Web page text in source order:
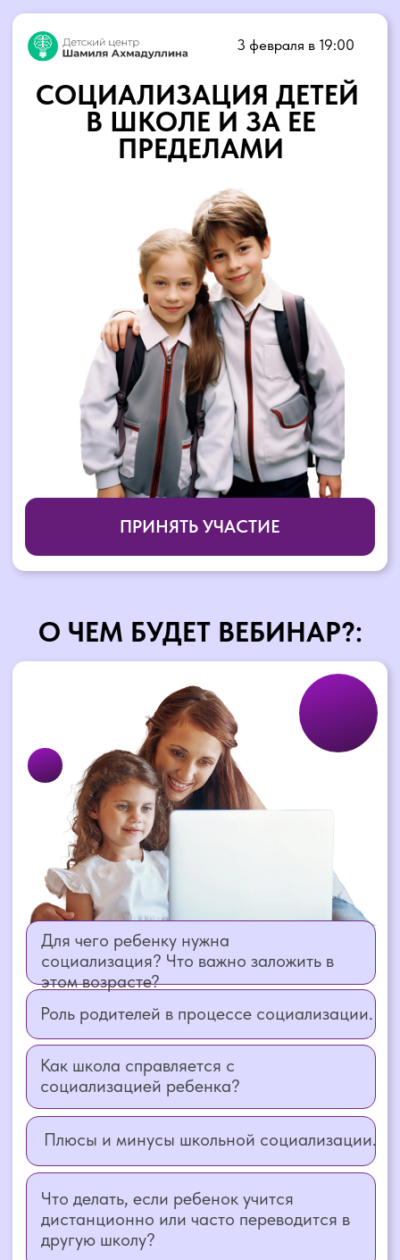
СОЦИАЛИЗАЦИЯ ДЕТЕЙ
В ШКОЛЕ И ЗА ЕЕ
ПРЕДЕЛАМИ
ПРИНЯТЬ УЧАСТИЕ
О ЧЕМ БУДЕТ ВЕБИНАР?:
Плюсы и минусы школьной социализации.
Роль родителей в процессе социализации.
Способы социализации ребенка
вне школы. Практические советы
и рекомендации.
Что делать, если ребенок учится
дистанционно или часто переводится в
другую школу?
Как школа справляется с
социализацией ребенка?
социализация? Что важно заложить в
ДЛЯ КОГО ЭТОТ ВЕБИНАР?
Для родителей, чьи дети учатся
дистанционно или часто меняют
школу.
Для родителей детей, чьи дети
сталкиваются с проблемами в
школе (буллинг, притеснение со
стороны учителей).
Для родителей детей дошкольного
и школьного возраста.